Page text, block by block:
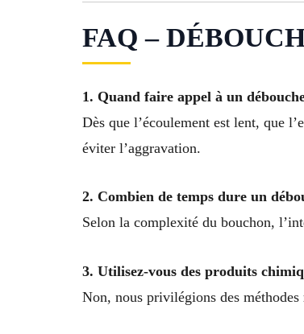
FAQ –
1. Quand faire appel à un
Dès que l’écoulement est lent, que
éviter l’aggravation.
2. Combien de temps dure un
Selon la complexité du bouchon,
3. Utilisez-vous des produits
Non, nous privilégions des méthodes